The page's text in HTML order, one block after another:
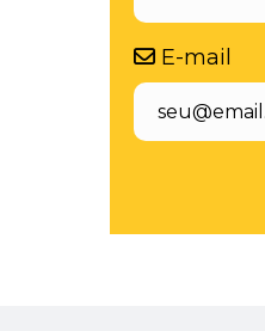
E-mail